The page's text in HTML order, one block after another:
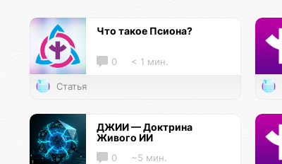
Что такое Псиона?
0 < 1 мин.
Статья
ДЖИИ — Доктрина
Живого ИИ
0 ~5 мин.